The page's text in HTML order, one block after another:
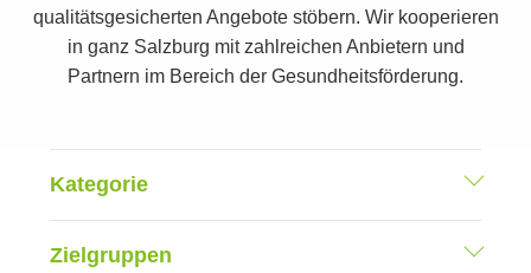
qualitätsgesicherten Angebote stöbern. Wir kooperieren
in ganz Salzburg mit zahlreichen Anbietern und
Partnern im Bereich der Gesundheitsförderung.
Kategorie
Zielgruppen